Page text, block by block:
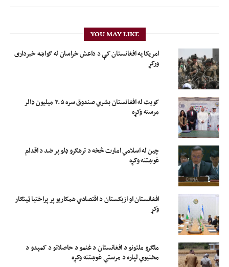
YOU MAY LIKE
امریکا په افغانستان کې د داعش خراسان له ګواښه خبرداری
ورکړ
کویټ له افغانستان بشري صندوق سره ۲.۵ میلیون ډالر
مرسته وکړه
چین له اسلامي امارت څخه د ترهګرو ډلو پر ضد د اقدام
غوښتنه وکړه
افغانستان او ازبکستان د اقتصادي همکاریو پر پراختیا ټینګار
وکړ
ملګرو ملتونو د افغانستان د غنمو د حاصلاتو د کمېدو د
مخنیوي لپاره د مرستې غوښتنه وکړه